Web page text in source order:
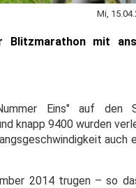
Mi,
Blitzmarathon mit
Eins" auf den
knapp 9400 wurden
auch
2014 trugen – so